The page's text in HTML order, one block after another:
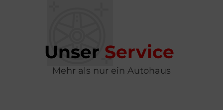
Unser Service
Mehr als nur ein Autohaus